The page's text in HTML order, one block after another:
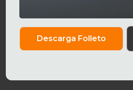
Descarga Folleto